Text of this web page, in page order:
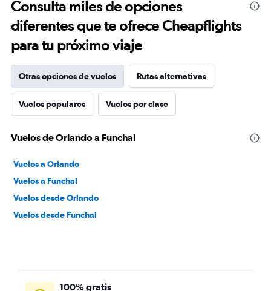
Consulta miles de opciones
diferentes que te ofrece Cheapflights
para tu próximo viaje
Otras opciones de vuelos Rutas alternativas
Vuelos populares Vuelos por clase
Vuelos de Orlando a Funchal
Vuelos a Orlando
Vuelos a Funchal
Vuelos desde Orlando
Vuelos desde Funchal
100% gratis